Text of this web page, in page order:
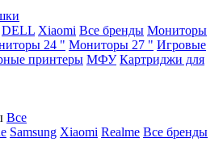
DELL Xiaomi Все бренды Мониторы
24 " Мониторы 27 " Игровые
принтеры МФУ Картриджи для
Все
Samsung Xiaomi Realme Все бренды